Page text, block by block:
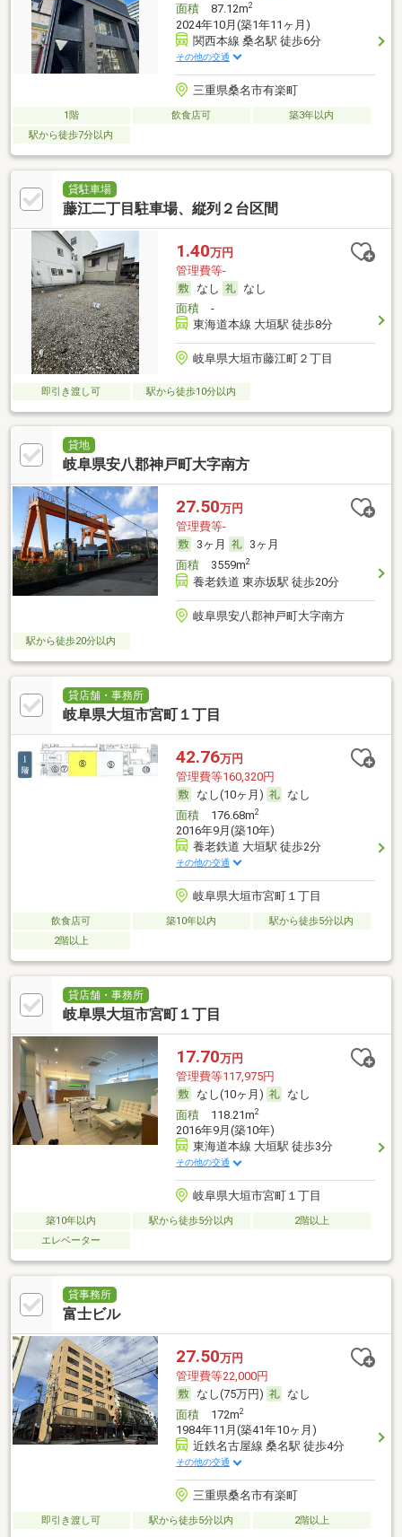
面積87.12m2
2024年10月(築1年11ヶ月)
関西本線 桑名駅 徒歩6分
その他の交通
三重県桑名市有楽町
1階 飲食店可
築3年以内
駅から徒歩7分以内
貸駐車場
藤江二丁目駐車場、縦列２台区間
1.40万円
管理費等-
なし
なし
面積-
東海道本線 大垣駅 徒歩8分
岐阜県大垣市藤江町２丁目
即引き渡し可 駅から徒歩10分以内
貸地
岐阜県安八郡神戸町大字南方
27.50万円
管理費等-
3ヶ月
3ヶ月
面積3559m2
養老鉄道 東赤坂駅 徒歩20分
岐阜県安八郡神戸町大字南方
駅から徒歩20分以内
貸店舗・事務所
岐阜県大垣市宮町１丁目
42.76万円
管理費等160,320円
なし(10ヶ月)
なし
面積176.68m2
2016年9月(築10年)
養老鉄道 大垣駅 徒歩2分
その他の交通
岐阜県大垣市宮町１丁目
飲食店可 築10年以内
駅から徒歩5分以内
2階以上
貸店舗・事務所
岐阜県大垣市宮町１丁目
17.70万円
管理費等117,975円
なし(10ヶ月)
なし
面積118.21m2
2016年9月(築10年)
東海道本線 大垣駅 徒歩3分
その他の交通
岐阜県大垣市宮町１丁目
築10年以内 駅から徒歩5分以内
2階以上
エレベーター
貸事務所
富士ビル
27.50万円
管理費等22,000円
なし(75万円)
なし
面積172m2
1984年11月(築41年10ヶ月)
近鉄名古屋線 桑名駅 徒歩4分
その他の交通
三重県桑名市有楽町
即引き渡し可 駅から徒歩5分以内 2階以上